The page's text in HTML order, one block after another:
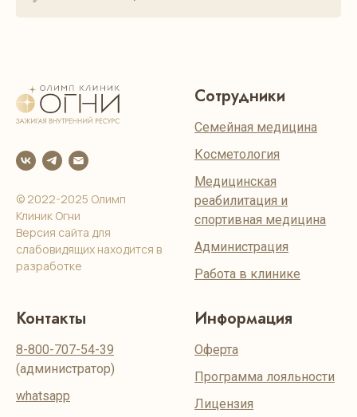
© 2022-2025 Олимп
Клиник Огни
Версия сайта для
слабовидящих находится в
разработке
Сотрудники
Семейная медицина
Косметология
Медицинская
реабилитация и
спортивная медицина
Администрация
Работа в клинике
Контакты
8-800-707-54-39
(администратор)
whatsapp
Информация
Оферта
Программа лояльности
Лицензия